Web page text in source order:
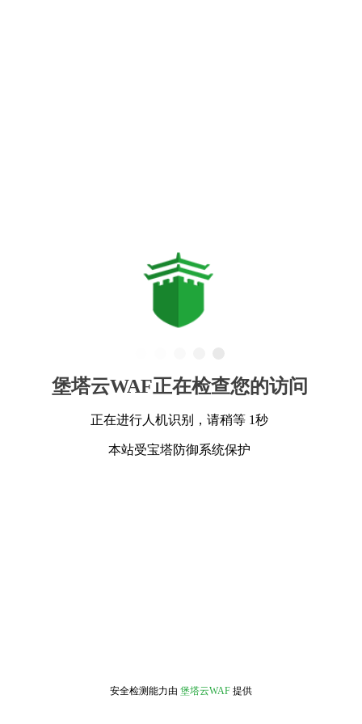
堡塔云WAF正在检查您的访问
正在进行人机识别，请稍等 1秒
本站受宝塔防御系统保护
安全检测能力由 堡塔云WAF 提供